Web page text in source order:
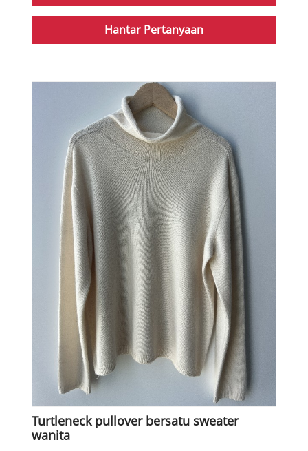
Hantar Pertanyaan
Turtleneck pullover bersatu sweater
wanita